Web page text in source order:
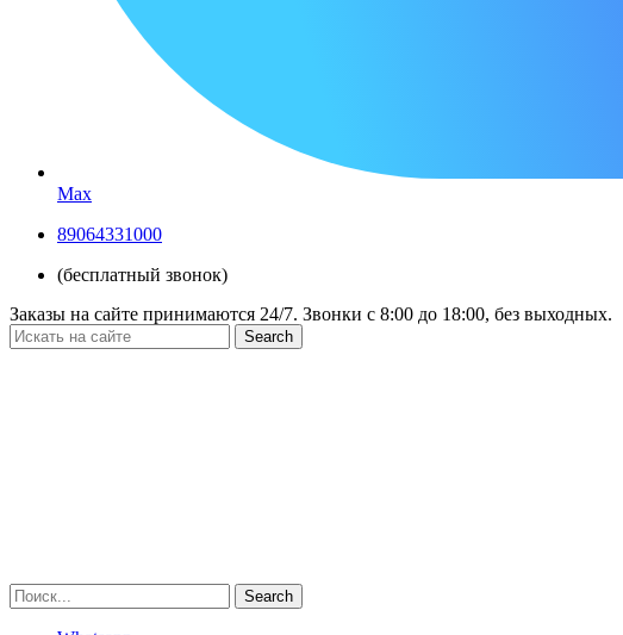
Max
89064331000
(бесплатный звонок)
Заказы на сайте принимаются 24/7. Звонки c 8:00 до 18:00, без выходных.
Search
Search